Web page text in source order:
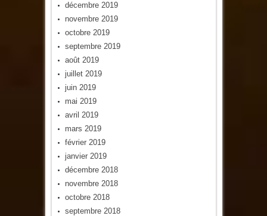
décembre 2019
novembre 2019
octobre 2019
septembre 2019
août 2019
juillet 2019
juin 2019
mai 2019
avril 2019
mars 2019
février 2019
janvier 2019
décembre 2018
novembre 2018
octobre 2018
septembre 2018